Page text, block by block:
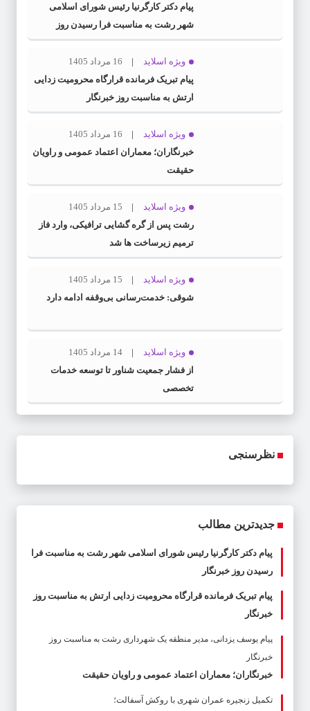
پیام دکتر کارگرنیا رئیس شورای اسلامی
شهر رشت به مناسبت فرا رسیدن روز
خبرنگار
ویژه اسلاید
16 مرداد 1405
پیام تبریک فرمانده قرارگاه محرومیت‌ زدایی
ارتش به مناسبت روز خبرنگار
ویژه اسلاید
16 مرداد 1405
خبرنگاران؛ معماران اعتماد عمومی و راویان
حقیقت
ویژه اسلاید
15 مرداد 1405
رشت پس از گره گشایی ترافیکی، وارد فاز
ترمیم زیرساخت ها شد
ویژه اسلاید
15 مرداد 1405
شوقی: خدمت‌رسانی بی‌وقفه ادامه دارد
ویژه اسلاید
14 مرداد 1405
از فشار جمعیت شناور تا توسعه خدمات
تخصصی
نظرسنجی
جدیدترین مطالب
پیام دکتر کارگرنیا رئیس شورای اسلامی شهر رشت به مناسبت فرا
رسیدن روز خبرنگار
پیام تبریک فرمانده قرارگاه محرومیت‌ زدایی ارتش به مناسبت روز
خبرنگار
پیام یوسف یزدانی، مدیر منطقه یک شهرداری رشت به مناسبت روز
خبرنگار
خبرنگاران؛ معماران اعتماد عمومی و راویان حقیقت
تکمیل زنجیره عمران شهری با روکش آسفالت؛